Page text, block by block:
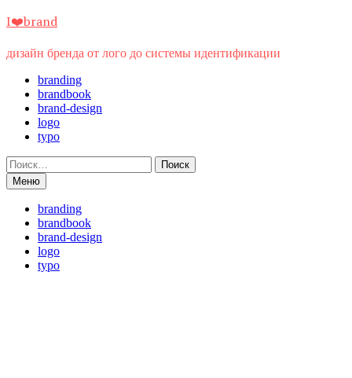
Перейти
содержимому
I❤️brand
дизайн бренда от лого до системы идентификации
branding
brandbook
brand-design
logo
typo
Найти:
Меню
branding
brandbook
brand-design
logo
typo